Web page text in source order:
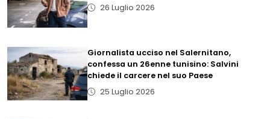
26 Luglio 2026
Giornalista ucciso nel Salernitano,
confessa un 26enne tunisino: Salvini
chiede il carcere nel suo Paese
25 Luglio 2026